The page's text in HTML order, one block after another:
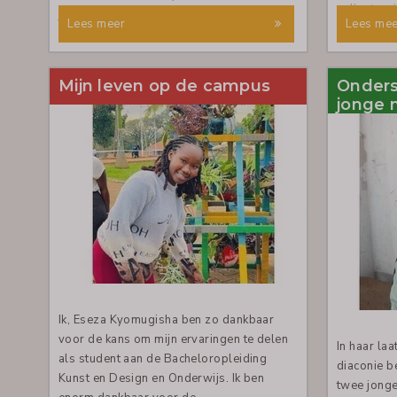
Lees meer
collectes,
diaconie
gezinnen
oog voor
zoals bij
en
met
minima
zoals de
Deze
is om
werk en
betekenis
Lees
Mijn leven op de campus
Ik, Eseza Kyomugisha ben zo dankbaar
voor de kans om mijn ervaringen te delen
als student aan de Bacheloropleiding
Kunst en Design en Onderwijs. Ik ben
jonge
In haar
diaconie
twee